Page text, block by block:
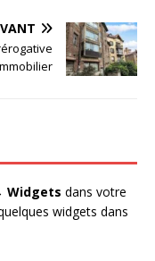
Widgets dans votre
widgets dans